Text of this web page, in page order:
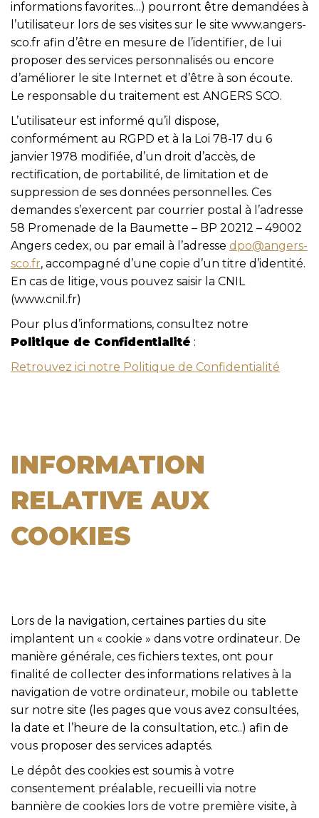
informations favorites…) pourront être demandées à
l’utilisateur lors de ses visites sur le site www.angers-
sco.fr afin d’être en mesure de l’identifier, de lui
proposer des services personnalisés ou encore
d’améliorer le site Internet et d’être à son écoute.
Le responsable du traitement est ANGERS SCO.
L’utilisateur est informé qu’il dispose,
conformément au RGPD et à la Loi 78-17 du 6
janvier 1978 modifiée, d’un droit d’accès, de
rectification, de portabilité, de limitation et de
suppression de ses données personnelles. Ces
demandes s’exercent par courrier postal à l’adresse
58 Promenade de la Baumette – BP 20212 – 49002
Angers cedex, ou par email à l’adresse dpo@angers-
sco.fr, accompagné d’une copie d’un titre d’identité.
En cas de litige, vous pouvez saisir la CNIL
(www.cnil.fr)
Pour plus d’informations, consultez notre
Politique de Confidentialité :
Retrouvez ici notre Politique de Confidentialité
INFORMATION
RELATIVE AUX
COOKIES
Lors de la navigation, certaines parties du site
implantent un « cookie » dans votre ordinateur. De
manière générale, ces fichiers textes, ont pour
finalité de collecter des informations relatives à la
navigation de votre ordinateur, mobile ou tablette
sur notre site (les pages que vous avez consultées,
la date et l’heure de la consultation, etc..) afin de
vous proposer des services adaptés.
Le dépôt des cookies est soumis à votre
consentement préalable, recueilli via notre
bannière de cookies lors de votre première visite, à